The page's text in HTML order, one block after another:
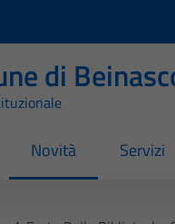
di
Novità Servizi